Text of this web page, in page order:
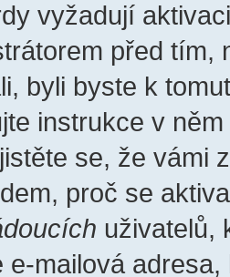
vyžadují
před tím,
byli byste k
instrukce v
se, že vámi
proč se
uživatelů,
e-mailová